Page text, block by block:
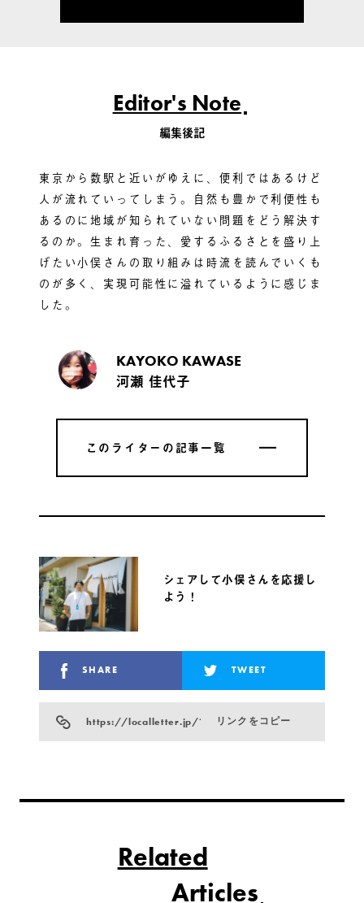
Editor's Note
編集後記
東京から数駅と近いがゆえに、便利ではあるけど
人が流れていってしまう。自然も豊かで利便性も
あるのに地域が知られていない問題をどう解決す
るのか。生まれ育った、愛するふるさとを盛り上
げたい小俣さんの取り組みは時流を読んでいくも
のが多く、実現可能性に溢れているように感じま
した。
KAYOKO KAWASE
河瀬 佳代子
このライターの記事一覧
このライターの記事一覧
シェアして小俣さんを応援し
よう！
SHARE TWEET
https://localletter.jp/?p=24454リンクをコピー
Related
Articles